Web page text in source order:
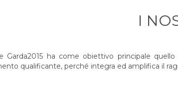
I
Garda2015 ha come obiettivo principale
qualificante, perché integra ed amplifica il